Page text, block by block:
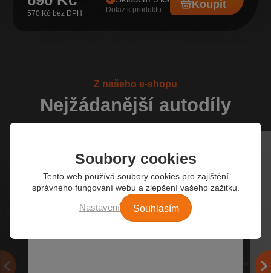
570 Kč Dotaz k produktu Koupit
Z našeho e-shopu
Nejžádanější autodíly
Soubory cookies
Tento web používá soubory cookies pro zajištění
správného fungování webu a zlepšení vašeho zážitku.
Nastavení Souhlasím